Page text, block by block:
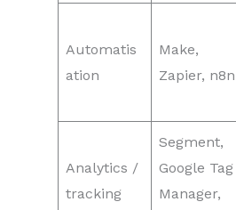
Automatis
ation
Make,
Zapier, n8n
Analytics /
tracking
Segment,
Google Tag
Manager,